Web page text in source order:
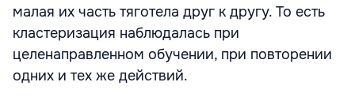
малая их часть тяготела друг к другу. То есть
кластеризация наблюдалась при
целенаправленном обучении, при повторении
одних и тех же действий.